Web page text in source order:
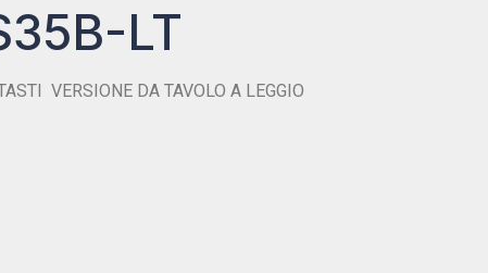
LT
VERSIONE DA TAVOLO A LEGGIO